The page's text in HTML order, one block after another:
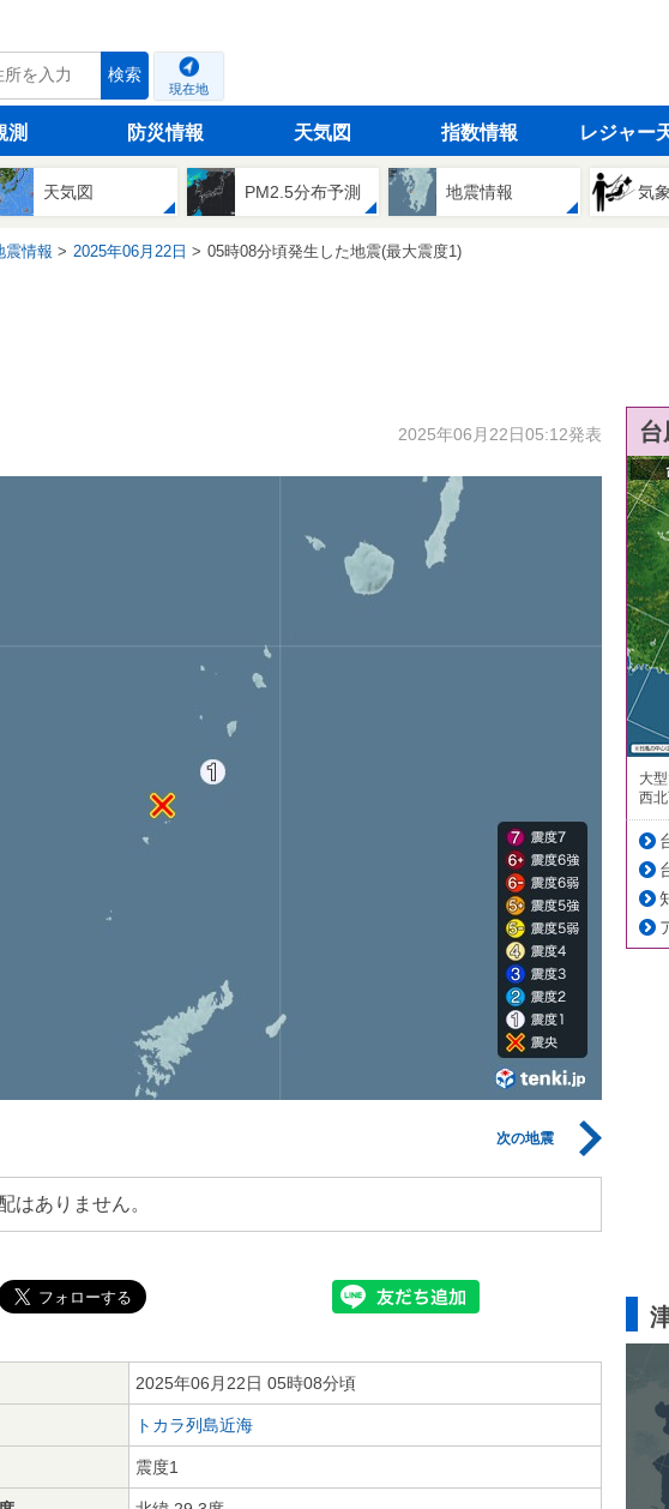
検索
現在地
測 防災情報 天気図 指数情報 レジャー
天気図 PM2.5分布予測 地震情報 気
震情報 2025年06月22日 05時08分頃発生した地震(最大震度1)
2025年06月22日05:12発表
次の地震
はありません。
2025年06月22日 05時08分頃
トカラ列島近海
震度1
大
西